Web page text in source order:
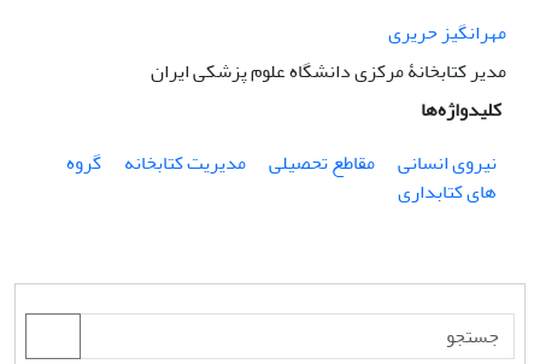
مهرانگیز حریری
مدیر کتابخانۀ مرکزی دانشگاه علوم پزشکی ایران
کلیدواژه‌ها
نیروی انسانی
مقاطع تحصیلی مدیریت کتابخانه
گروه
های کتابداری